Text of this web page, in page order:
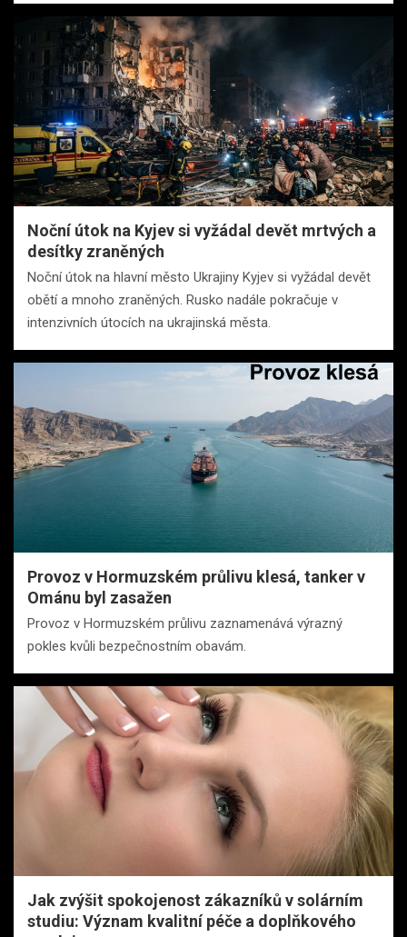
Noční útok na Kyjev si vyžádal devět mrtvých a
desítky zraněných
Noční útok na hlavní město Ukrajiny Kyjev si vyžádal devět
obětí a mnoho zraněných. Rusko nadále pokračuje v
intenzivních útocích na ukrajinská města.
Provoz v Hormuzském průlivu klesá, tanker v
Ománu byl zasažen
Provoz v Hormuzském průlivu zaznamenává výrazný
pokles kvůli bezpečnostním obavám.
Jak zvýšit spokojenost zákazníků v solárním
studiu: Význam kvalitní péče a doplňkového